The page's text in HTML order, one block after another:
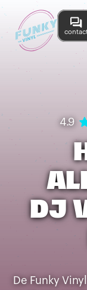
4.9
DJ
De Funky